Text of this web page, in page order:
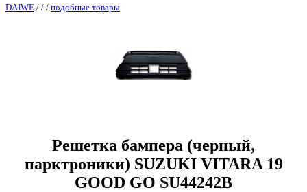
DAIWE / / / подобные товары
Решетка бампера (черный,
парктроники) SUZUKI VITARA 19
GOOD GO SU44242B